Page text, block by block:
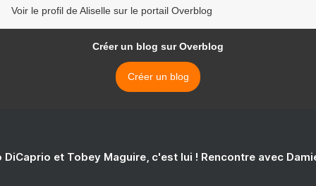
Voir le profil de Aliselle sur le portail Overblog
Créer un blog sur Overblog
Créer un blog
DiCaprio et Tobey Maguire, c'est lui ! Rencontre avec